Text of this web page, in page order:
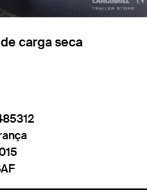
carga seca